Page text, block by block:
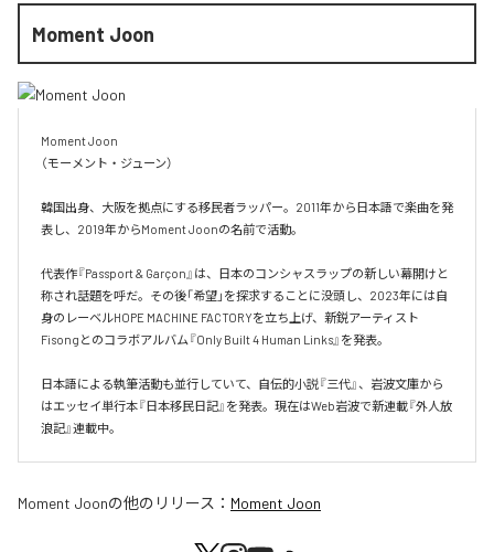
Moment Joon
Moment Joon
（モーメント・ジューン）
韓国出身、大阪を拠点にする移民者ラッパー。2011年から日本語で楽曲を発
表し、2019年からMoment Joonの名前で活動。
代表作『Passport & Garçon』は、日本のコンシャスラップの新しい幕開けと
称され話題を呼だ。その後「希望」を探求することに没頭し、2023年には自
身のレーベルHOPE MACHINE FACTORYを立ち上げ、新鋭アーティスト
Fisongとのコラボアルバム『Only Built 4 Human Links』を発表。
日本語による執筆活動も並行していて、自伝的小説『三代』、岩波文庫から
はエッセイ単行本『日本移民日記』を発表。現在はWeb岩波で新連載『外人放
浪記』連載中。
Moment Joonの他のリリース： Moment Joon